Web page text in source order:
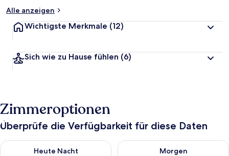
Alle anzeigen
Wichtigste Merkmale (12)
Sich wie zu Hause fühlen (6)
Zimmeroptionen
Überprüfe die Verfügbarkeit für diese Daten
Heute Nacht
Überprüfe die Verfügbarkeit für heute Nacht, Aug. 8 - Aug. 9.
Morgen
Überprüfe die Verfügbarkeit